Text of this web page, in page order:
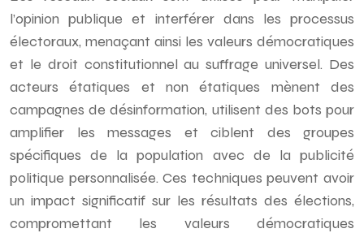
l’opinion publique et interférer dans les processus
électoraux, menaçant ainsi les valeurs démocratiques
et le droit constitutionnel au suffrage universel. Des
acteurs étatiques et non étatiques mènent des
campagnes de désinformation, utilisent des bots pour
amplifier les messages et ciblent des groupes
spécifiques de la population avec de la publicité
politique personnalisée. Ces techniques peuvent avoir
un impact significatif sur les résultats des élections,
compromettant les valeurs démocratiques